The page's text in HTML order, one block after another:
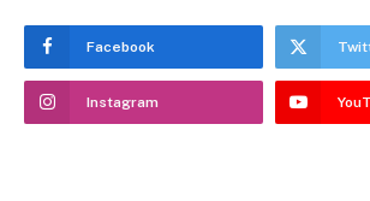
Facebook
Instagram